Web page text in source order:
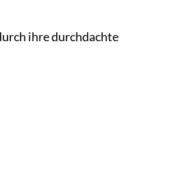
ihre durchdachte